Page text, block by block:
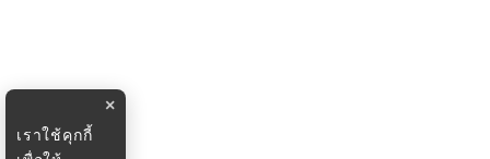
×
เราใช้คุกกี้